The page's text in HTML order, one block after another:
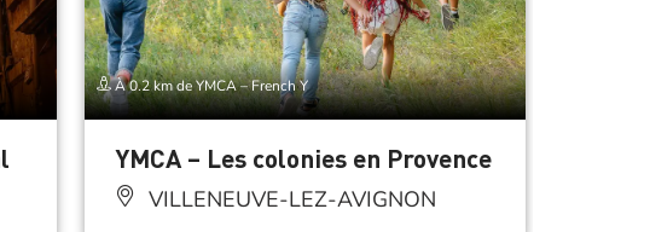
À 0.2 km de YMCA – French Y
YMCA – Les colonies en Provence
VILLENEUVE-LEZ-AVIGNON